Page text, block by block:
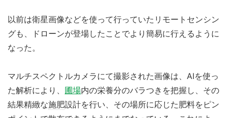
以前は衛星画像などを使って行っていたリモートセンシン
グも、ドローンが登場したことでより簡易に行えるように
なった。
マルチスペクトルカメラにて撮影された画像は、AIを使っ
た解析により、 圃場内の栄養分のバラつきを把握し、その
結果精緻な施肥設計を行い、その場所に応じた肥料をピン